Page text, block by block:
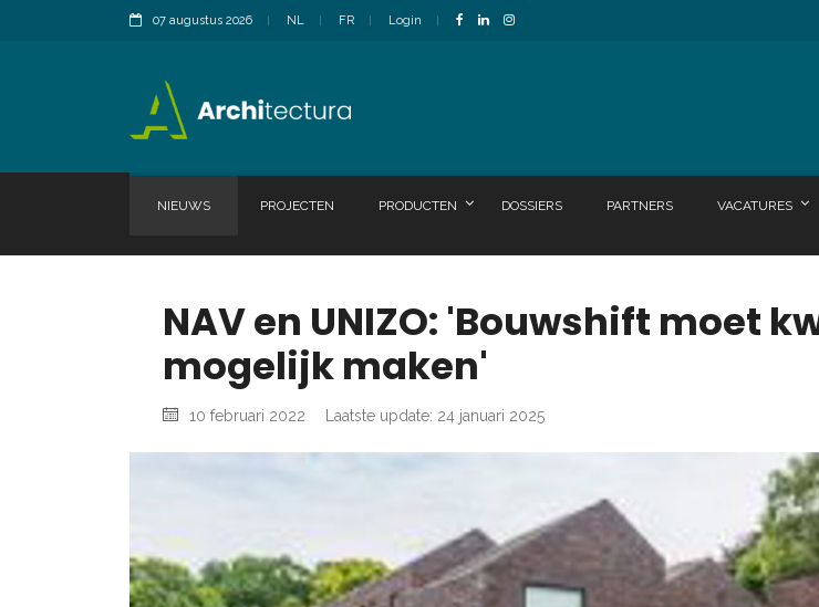
07 augustus 2026 NL FR Login
NIEUWS PROJECTEN PRODUCTEN DOSSIERS PARTNERS VACATURES
NAV en UNIZO: 'Bouwshift moet
mogelijk maken'
10 februari 2022 Laatste update: 24 januari 2025